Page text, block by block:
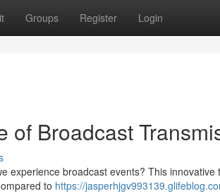
Groups Register Login
of Broadcast
experience broadcast events? This innovative
to https://